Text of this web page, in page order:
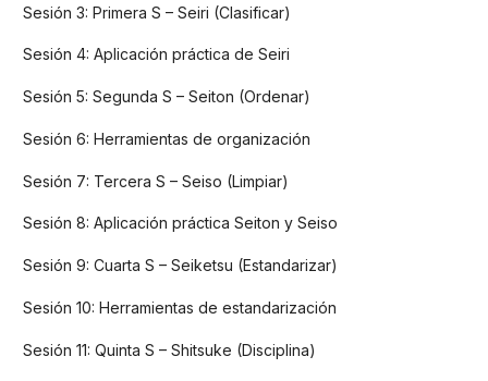
Sesión 3: Primera S – Seiri (Clasificar)
Sesión 4: Aplicación práctica de Seiri
Sesión 5: Segunda S – Seiton (Ordenar)
Sesión 6: Herramientas de organización
Sesión 7: Tercera S – Seiso (Limpiar)
Sesión 8: Aplicación práctica Seiton y Seiso
Sesión 9: Cuarta S – Seiketsu (Estandarizar)
Sesión 10: Herramientas de estandarización
Sesión 11: Quinta S – Shitsuke (Disciplina)